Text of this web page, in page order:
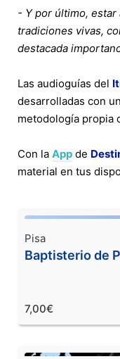
- Y por último,
tradiciones vivas,
destacada
Las audioguías del
desarrolladas con
metodología propia
Con la App de
material en tus
Pisa
Baptisterio de
7,00€